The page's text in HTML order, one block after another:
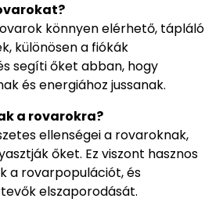
könnyen elérhető, tápláló
különösen a fiókák
segíti őket abban, hogy
és energiához jussanak.
a rovarokra?
ellenségei a rovaroknak,
őket. Ez viszont hasznos
a rovarpopulációt, és
elszaporodását.